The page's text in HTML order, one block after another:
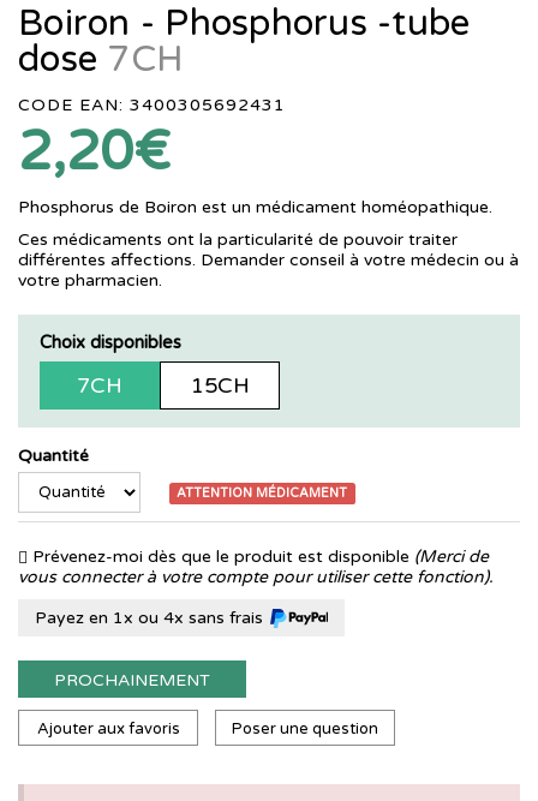
Boiron - Phosphorus -tube
dose 7CH
CODE EAN: 3400305692431
2,20€
Phosphorus de Boiron est un médicament homéopathique.
Ces médicaments ont la particularité de pouvoir traiter
différentes affections. Demander conseil à votre médecin ou à
votre pharmacien.
Choix disponibles
7CH 15CH
Quantité
ATTENTION MÉDICAMENT
Prévenez-moi dès que le produit est disponible (Merci de
vous connecter à votre compte pour utiliser cette fonction).
Payez en 1x ou 4x sans frais
PROCHAINEMENT
Ajouter aux favoris Poser une question